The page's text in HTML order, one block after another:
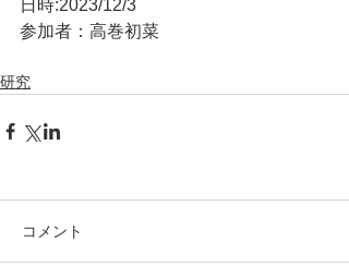
日時:2023/12/3
参加者：高巻初菜
研究
コメント